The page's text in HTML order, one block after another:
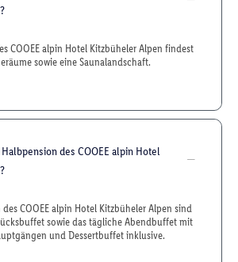
COOEE alpin Hotel Kitzbüheler Alpen findest
sowie eine Saunalandschaft.
des COOEE alpin Hotel
COOEE alpin Hotel Kitzbüheler Alpen sind
sowie das tägliche Abendbuffet mit
und Dessertbuffet inklusive.